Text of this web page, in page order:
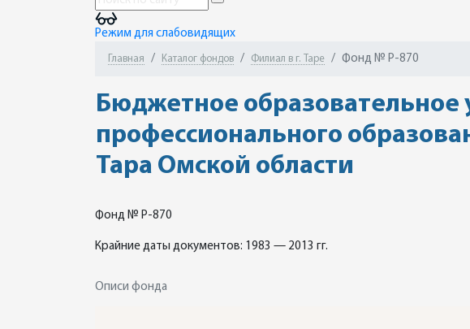
Режим для слабовидящих
Главная Каталог фондов Филиал в г. Таре Фонд № Р-870
Бюджетное образовательное
профессионального
Тара Омской области
Фонд № Р-870
Крайние даты документов: 1983 — 2013 гг.
Описи фонда